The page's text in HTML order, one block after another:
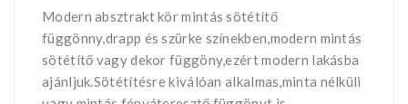
Modern absztrakt kör mintás sötétítő
függönny,drapp és szürke színekben,modern mintás
sötétítő vagy dekor függöny,ezért modern lakásba
ajánljuk.Sötétítésre kiválóan alkalmas,minta nélküli